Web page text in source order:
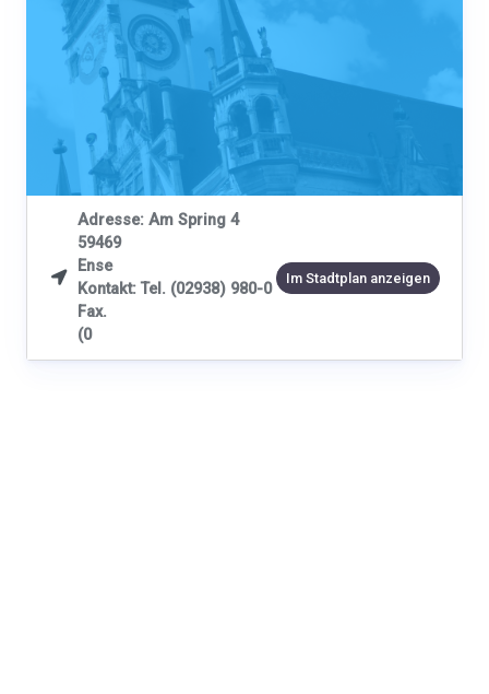

Adresse: Am Spring 4
59469
Ense
Kontakt: Tel. (02938) 980-0
Fax.
(0
Im Stadtplan anzeigen